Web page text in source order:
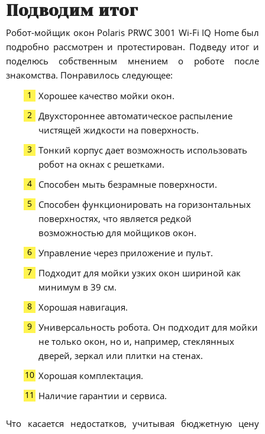
Подводим итог
Робот-мойщик окон Polaris PRWC 3001 Wi-Fi IQ Home был
подробно рассмотрен и протестирован. Подведу итог и
поделюсь собственным мнением о роботе после
знакомства. Понравилось следующее:
Хорошее качество мойки окон.
Двухстороннее автоматическое распыление
чистящей жидкости на поверхность.
Тонкий корпус дает возможность использовать
робот на окнах с решетками.
Способен мыть безрамные поверхности.
Способен функционировать на горизонтальных
поверхностях, что является редкой
возможностью для мойщиков окон.
Управление через приложение и пульт.
Подходит для мойки узких окон шириной как
минимум в 39 см.
Хорошая навигация.
Универсальность робота. Он подходит для мойки
не только окон, но и, например, стеклянных
дверей, зеркал или плитки на стенах.
Хорошая комплектация.
Наличие гарантии и сервиса.
Что касается недостатков, учитывая бюджетную цену